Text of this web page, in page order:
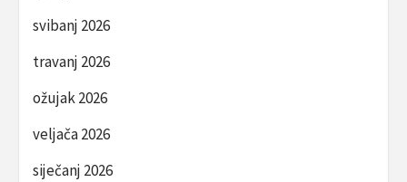
svibanj 2026
travanj 2026
ožujak 2026
veljača 2026
siječanj 2026